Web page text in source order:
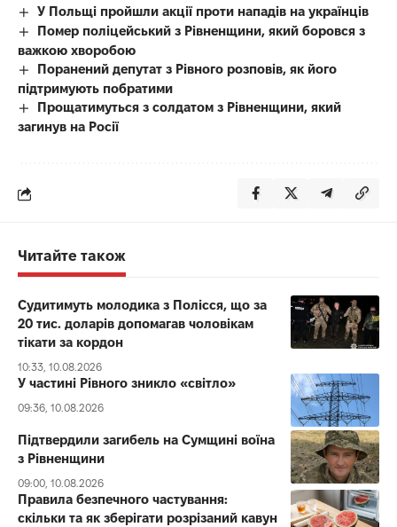
У Польщі пройшли акції проти нападів на українців
Помер поліцейський з Рівненщини, який боровся з
важкою хворобою
Поранений депутат з Рівного розповів, як його
підтримують побратими
Прощатимуться з солдатом з Рівненщини, який
загинув на Росії
Читайте також
Судитимуть молодика з Полісся, що за
20 тис. доларів допомагав чоловікам
тікати за кордон
10:33, 10.08.2026
У частині Рівного зникло «світло»
09:36, 10.08.2026
Підтвердили загибель на Сумщині воїна
з Рівненщини
09:00, 10.08.2026
Правила безпечного частування:
скільки та як зберігати розрізаний кавун